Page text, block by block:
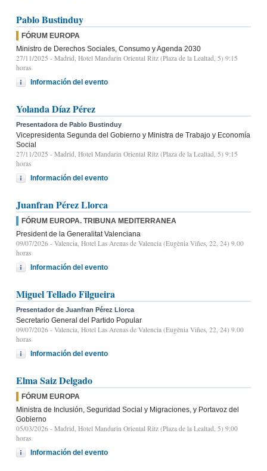
Pablo Bustinduy
FÓRUM EUROPA
Ministro de Derechos Sociales, Consumo y Agenda 2030
27/11/2025 - Madrid, Hotel Mandarin Oriental Ritz (Plaza de la Lealtad, 5) 9:15
horas
Información del evento
Yolanda Díaz Pérez
Presentadora de Pablo Bustinduy
Vicepresidenta Segunda del Gobierno y Ministra de Trabajo y Economía
Social
27/11/2025 - Madrid, Hotel Mandarin Oriental Ritz (Plaza de la Lealtad, 5) 9:15
horas
Información del evento
Juanfran Pérez Llorca
FÓRUM EUROPA. TRIBUNA MEDITERRANEA
President de la Generalitat Valenciana
09/07/2026 - Valencia, Hotel Las Arenas de Valencia (Eugènia Viñes, 22, 24) 9.00
horas
Información del evento
Miguel Tellado Filgueira
Presentador de Juanfran Pérez Llorca
Secretario General del Partido Popular
09/07/2026 - Valencia, Hotel Las Arenas de Valencia (Eugènia Viñes, 22, 24) 9.00
horas
Información del evento
Elma Saiz Delgado
FÓRUM EUROPA
Ministra de Inclusión, Seguridad Social y Migraciones, y Portavoz del
Gobierno
05/03/2026 - Madrid, Hotel Mandarin Oriental Ritz (Plaza de la Lealtad, 5) 9:00
horas
Información del evento